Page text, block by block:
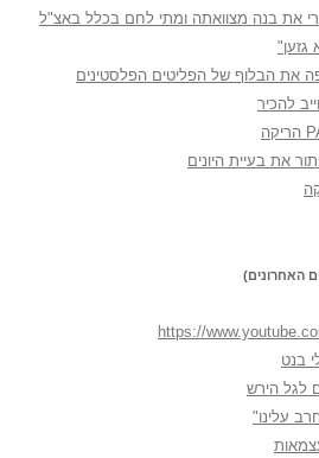
את בנה מצוואתה ומתי לחם בכלל באצ"ל
גזען"
את הבלוף של הפליטים הפלסטינים
להכיר
את בעיית היונים
האחרונים)
https://
בנט
לגל הירש